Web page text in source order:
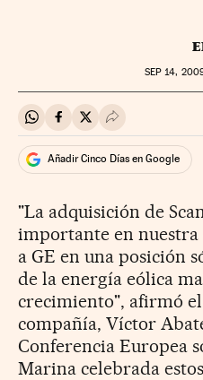
SEP 14,
Compartir en Whatsapp
Compartir en Facebook
Compartir en Twitter
Desplegar
Añadir Cinco Días en Google
"La adquisición de
importante en
a GE en una posición
de la energía eólica
crecimiento", afirmó
compañía, Víctor
Conferencia Europea
Marina celebrada